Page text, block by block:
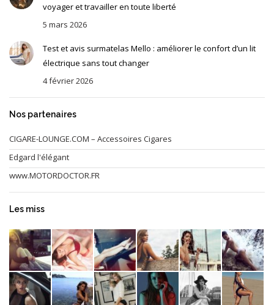
voyager et travailler en toute liberté
5 mars 2026
Test et avis surmatelas Mello : améliorer le confort d’un lit
électrique sans tout changer
4 février 2026
Nos partenaires
CIGARE-LOUNGE.COM – Accessoires Cigares
Edgard l'élégant
www.MOTORDOCTOR.FR
Les miss